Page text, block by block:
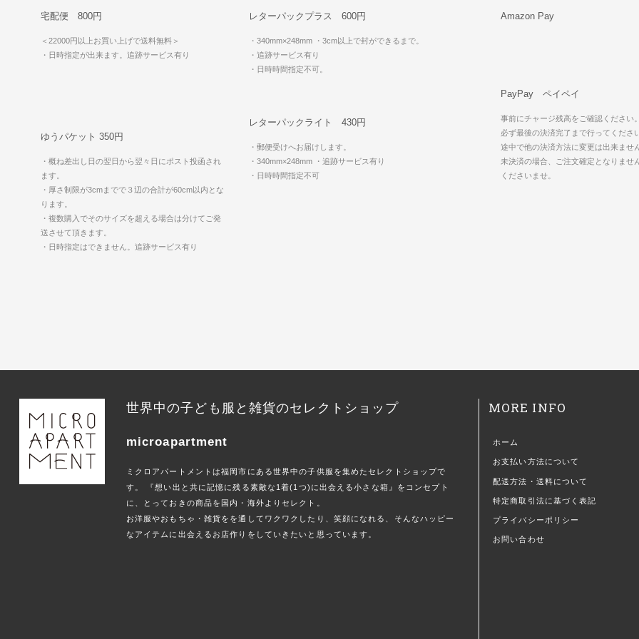
宅配便 800円
＜22000円以上お買い上げで送料無料＞
・日時指定が出来ます。追跡サービス有り
レターパックプラス 600円
・340mm×248mm・3cm以上で封ができるまで。
・追跡サービス有り
・日時時間指定不可。
レターパックライト 430円
・郵便受けへお届けします。
・340mm×248mm・追跡サービス有り
・日時時間指定不可
ゆうパケット 350円
・概ね差出し日の翌日から翌々日にポスト投函され
ます。
・厚さ制限が3cmまでで３辺の合計が60cm以内とな
ります。
・複数購入でそのサイズを超える場合は分けてご発
送させて頂きます。
・日時指定はできません。追跡サービス有り
Amazon Pay
PayPay ペイペイ
事前にチャージ残高をご確認ください
必ず最後の決済完了まで行ってくださ
途中で他の決済方法に変更は出来ませ
未決済の場合、ご注文確定となりませ
くださいませ。
世界中の子ども服と雑貨のセレクトショップ
microapartment
ミクロアパートメントは福岡市にある世界中の子供服を集めたセレクトショップで
す。 『想い出と共に記憶に残る素敵な1着(1つ)に出会える小さな箱』をコンセプト
に、とっておきの商品を国内・海外よりセレクト。
お洋服やおもちゃ・雑貨をを通してワクワクしたり、笑顔になれる、そんなハッピー
なアイテムに出会えるお店作りをしていきたいと思っています。
MORE INFO
ホーム
お支払い方法について
配送方法・送料について
特定商取引法に基づく表記
プライバシーポリシー
お問い合わせ